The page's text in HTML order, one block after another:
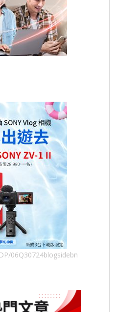
06Q30724blogsidebn